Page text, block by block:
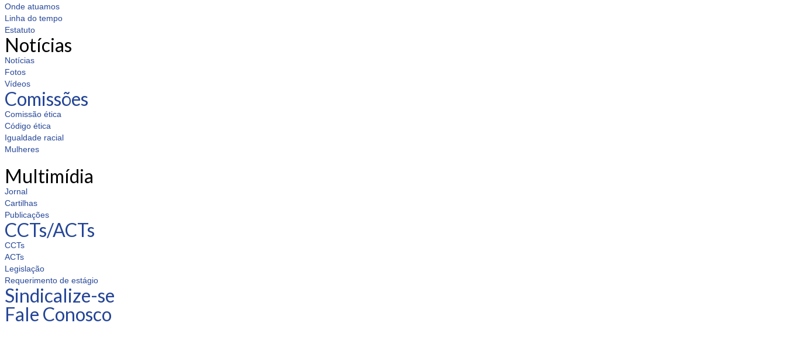
Onde atuamos
Linha do tempo
Estatuto
Notícias
Notícias
Fotos
Vídeos
Comissões
Comissão ética
Código ética
Igualdade racial
Mulheres
Multimídia
Jornal
Cartilhas
Publicações
CCTs/ACTs
CCTs
ACTs
Legislação
Requerimento de estágio
Sindicalize-se
Fale Conosco